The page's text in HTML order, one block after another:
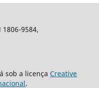
1806-9584,
sob a licença Creative
.